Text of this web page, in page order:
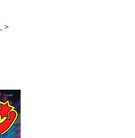
＞